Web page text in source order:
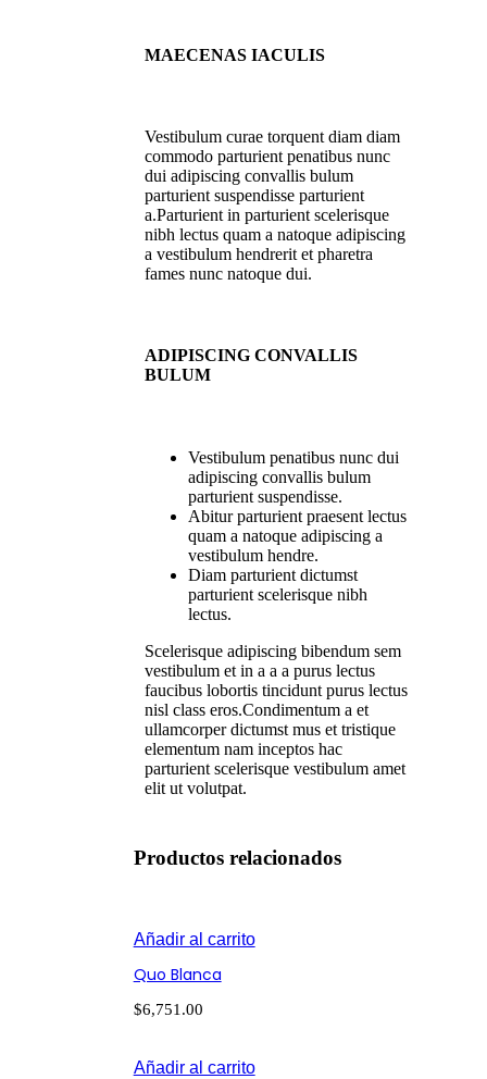
MAECENAS IACULIS
Vestibulum curae torquent diam diam
commodo parturient penatibus nunc
dui adipiscing convallis bulum
parturient suspendisse parturient
a.Parturient in parturient scelerisque
nibh lectus quam a natoque adipiscing
a vestibulum hendrerit et pharetra
fames nunc natoque dui.
ADIPISCING CONVALLIS
BULUM
Vestibulum penatibus nunc dui
adipiscing convallis bulum
parturient suspendisse.
Abitur parturient praesent lectus
quam a natoque adipiscing a
vestibulum hendre.
Diam parturient dictumst
parturient scelerisque nibh
lectus.
Scelerisque adipiscing bibendum sem
vestibulum et in a a a purus lectus
faucibus lobortis tincidunt purus lectus
nisl class eros.Condimentum a et
ullamcorper dictumst mus et tristique
elementum nam inceptos hac
parturient scelerisque vestibulum amet
elit ut volutpat.
Productos relacionados
Añadir al carrito
Quo Blanca
$6,751.00
Añadir al carrito